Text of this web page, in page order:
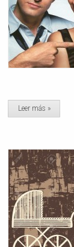
Leer más »